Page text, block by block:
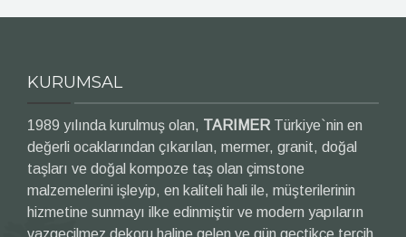
KURUMSAL
1989 yılında kurulmuş olan, TARIMER Türkiye`nin en
değerli ocaklarından çıkarılan, mermer, granit, doğal
taşları ve doğal kompoze taş olan çimstone
malzemelerini işleyip, en kaliteli hali ile, müşterilerinin
hizmetine sunmayı ilke edinmiştir ve modern yapıların